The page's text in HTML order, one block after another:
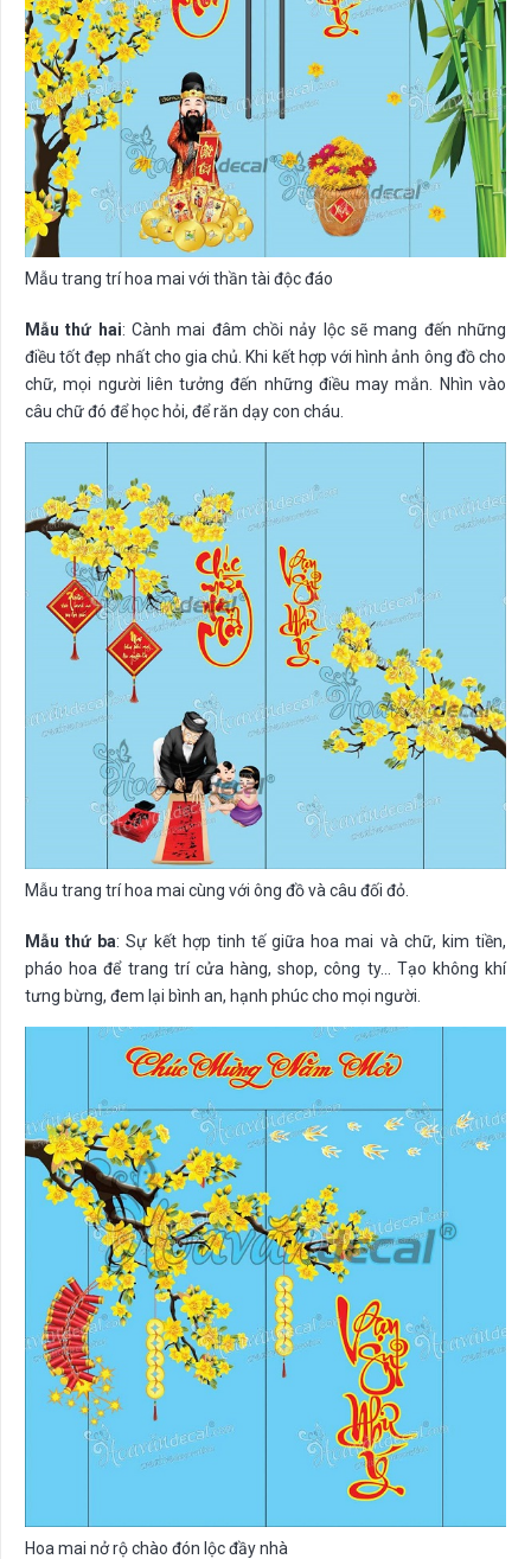
Mẫu trang trí hoa mai với thần tài độc đáo
Mẫu thứ hai: Cành mai đâm chồi nảy lộc sẽ mang đến những
điều tốt đẹp nhất cho gia chủ. Khi kết hợp với hình ảnh ông đồ cho
chữ, mọi người liên tưởng đến những điều may mắn. Nhìn vào
câu chữ đó để học hỏi, để răn dạy con cháu.
Mẫu trang trí hoa mai cùng với ông đồ và câu đối đỏ.
Mẫu thứ ba: Sự kết hợp tinh tế giữa hoa mai và chữ, kim tiền,
pháo hoa để trang trí cửa hàng, shop, công ty… Tạo không khí
tưng bừng, đem lại bình an, hạnh phúc cho mọi người.
Hoa mai nở rộ chào đón lộc đầy nhà